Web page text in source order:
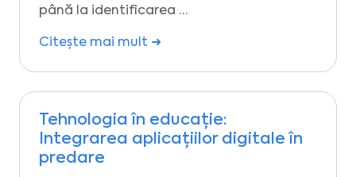
până la identificarea …
Citește mai mult ➜
Tehnologia în educație:
Integrarea aplicațiilor digitale în
predare